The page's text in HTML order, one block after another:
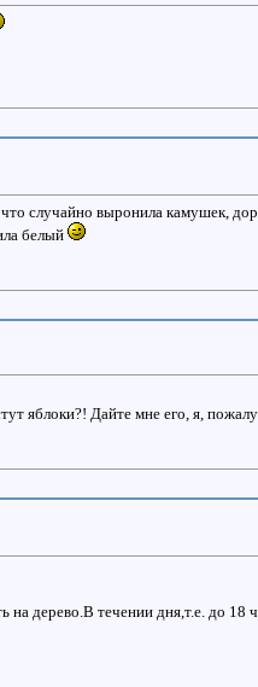
случайно выронила камушек,
белый
яблоки?! Дайте мне его, я,
на дерево.В течении дня,т.е. до